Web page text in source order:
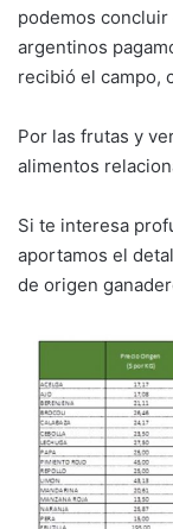
podemos
argentinos
recibió el campo,
Por las frutas y
alimentos
Si te interesa
aportamos el
de origen